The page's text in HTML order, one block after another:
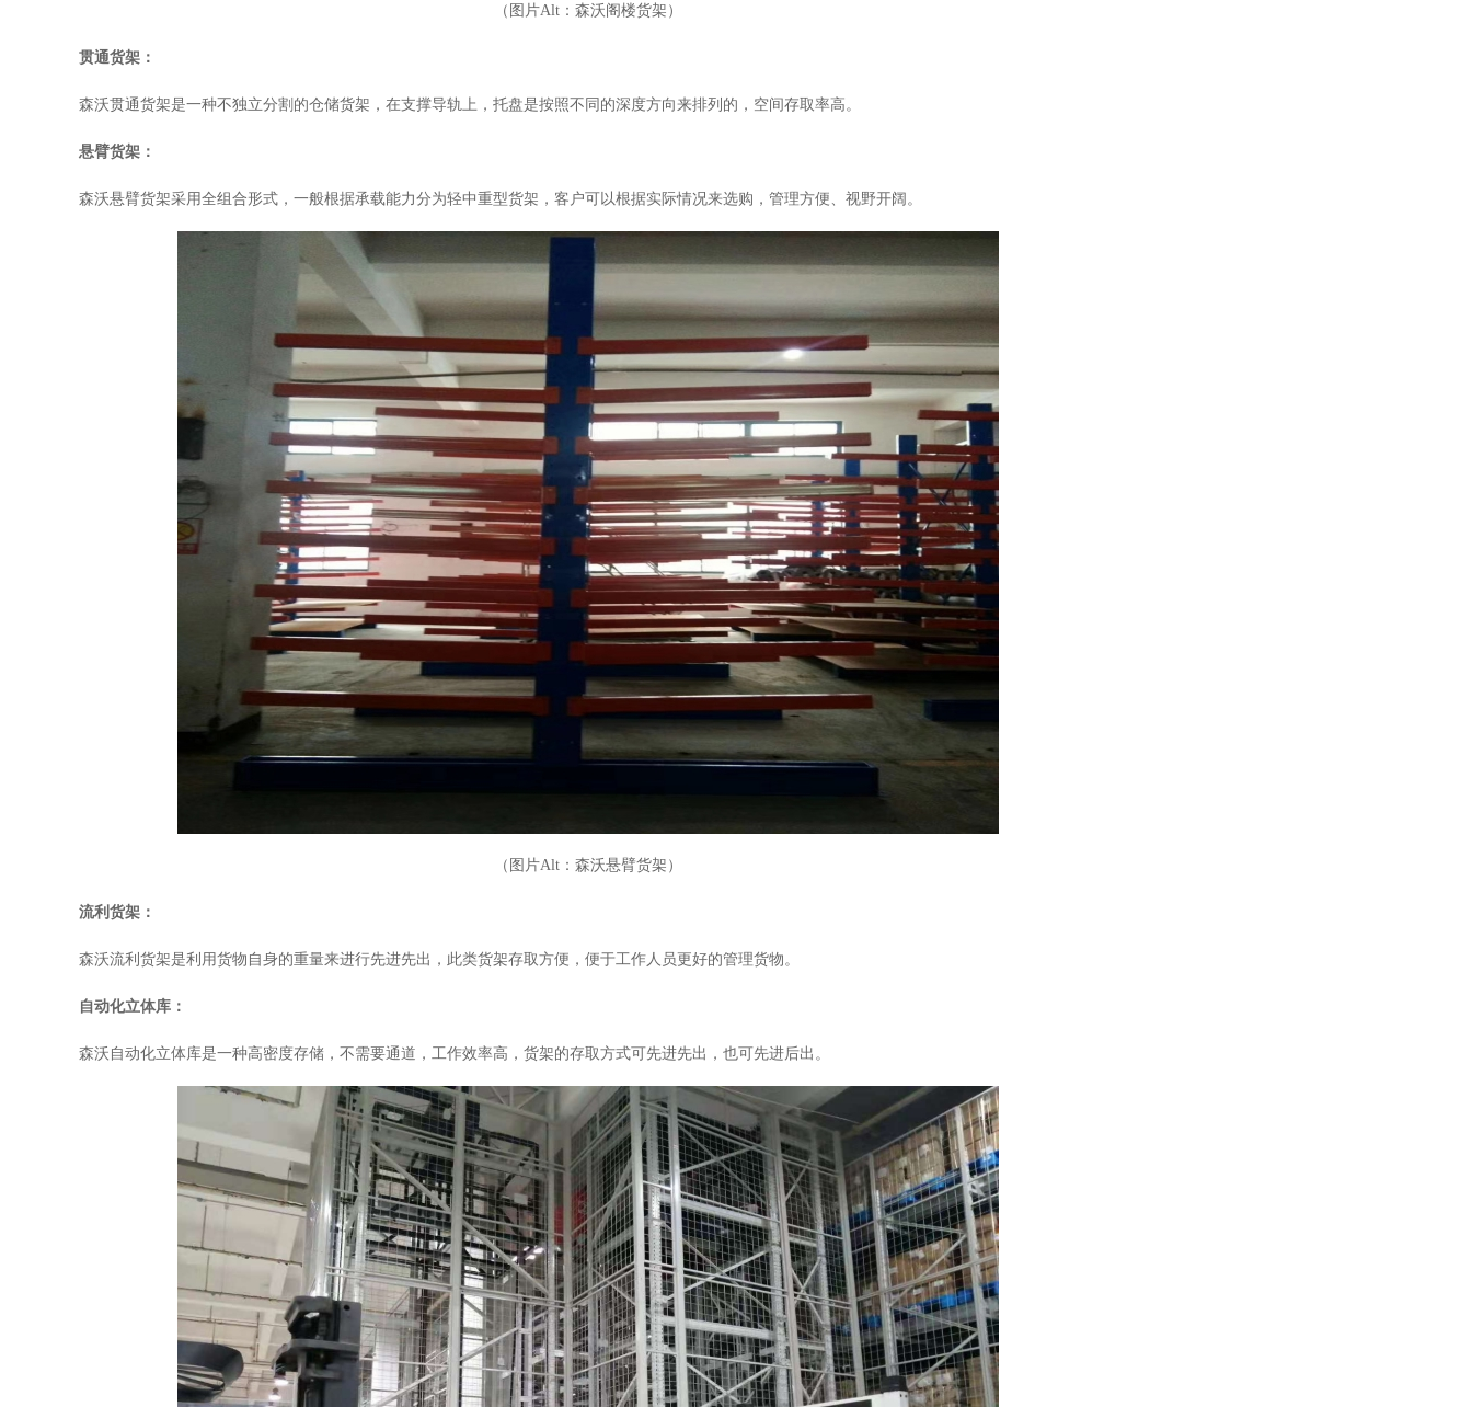
（图片Alt：森沃阁楼货架）
贯通货架：
森沃贯通货架是一种不独立分割的仓储货架，在支撑导轨上，托盘是按照不同的深度方向来排列的，空间存取率高。
悬臂货架：
森沃悬臂货架采用全组合形式，一般根据承载能力分为轻中重型货架，客户可以根据实际情况来选购，管理方便、视野开阔。
（图片Alt：森沃悬臂货架）
流利货架：
森沃流利货架是利用货物自身的重量来进行先进先出，此类货架存取方便，便于工作人员更好的管理货物。
自动化立体库：
森沃自动化立体库是一种高密度存储，不需要通道，工作效率高，货架的存取方式可先进先出，也可先进后出。